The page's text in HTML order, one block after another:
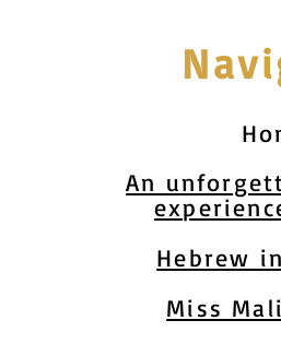
An
Hebrew
Miss